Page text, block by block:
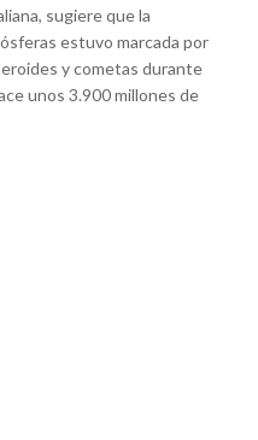
sugiere que la
estuvo marcada por
y cometas durante
unos 3.900 millones de